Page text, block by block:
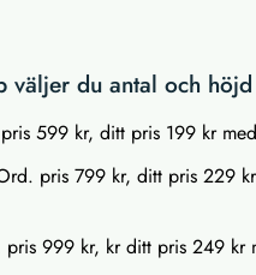
väljer du antal och höjd
599 kr, ditt pris 199 kr
pris 799 kr, ditt pris 229
999 kr, kr ditt pris 249 kr